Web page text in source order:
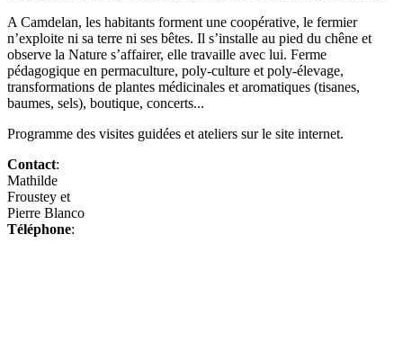
A Camdelan, les habitants forment une coopérative, le fermier
n’exploite ni sa terre ni ses bêtes. Il s’installe au pied du chêne et
observe la Nature s’affairer, elle travaille avec lui. Ferme
pédagogique en permaculture, poly-culture et poly-élevage,
transformations de plantes médicinales et aromatiques (tisanes,
baumes, sels), boutique, concerts...
Programme des visites guidées et ateliers sur le site internet.
Contact:
Mathilde
Froustey et
Pierre Blanco
Téléphone: